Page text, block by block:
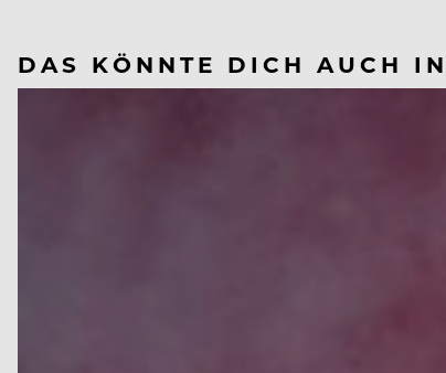
DAS KÖNNTE DICH AUCH